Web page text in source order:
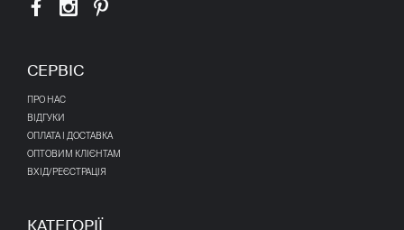
СЕРВІС
ПРО НАС
ВІДГУКИ
ОПЛАТА І ДОСТАВКА
ОПТОВИМ КЛІЄНТАМ
ВХІД/РЕЄСТРАЦІЯ
КАТЕГОРІЇ